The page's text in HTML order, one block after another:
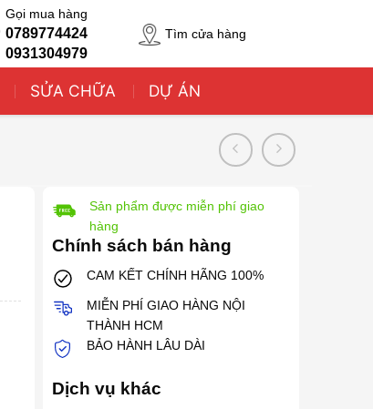
Gọi mua hàng
0789774424
0931304979
Tìm cửa hàng
SỬA CHỮA DỰ ÁN
Sản phẩm được miễn phí giao
hàng
Chính sách bán hàng
CAM KẾT CHÍNH HÃNG 100%
MIỄN PHÍ GIAO HÀNG NỘI
THÀNH HCM
BẢO HÀNH LÂU DÀI
Dịch vụ khác